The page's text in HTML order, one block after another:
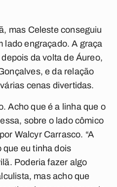
mas Celeste conseguiu
lado engraçado. A graça
da volta de Áureo,
e da relação
cenas divertidas.
Acho que é a linha que o
sobre o lado cômico
Walcyr Carrasco. “A
que eu tinha dois
Poderia fazer algo
mas acho que